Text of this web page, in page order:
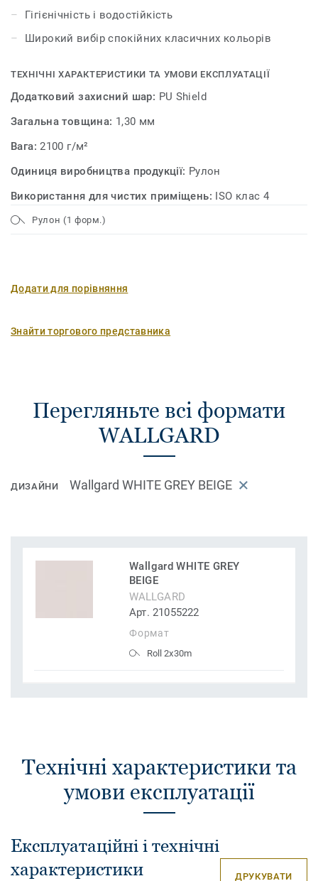
Гігієнічність і водостійкість
Широкий вибір спокійних класичних кольорів
ТЕХНІЧНІ ХАРАКТЕРИСТИКИ ТА УМОВИ ЕКСПЛУАТАЦІЇ
Додатковий захисний шар: PU Shield
Загальна товщина: 1,30 мм
Вага:2100 г/м²
Одиниця виробництва продукції: Рулон
Використання для чистих приміщень: ISO клас 4
Рулон (1 форм.)
Додати для порівняння
Знайти торгового представника
Перегляньте всі формати
WALLGARD
ДИЗАЙНИ Wallgard WHITE GREY BEIGE
Wallgard WHITE GREY
BEIGE
WALLGARD
Арт. 21055222
Формат
Roll 2x30m
Технічні характеристики та
умови експлуатації
Експлуатаційні і технічні
характеристики
ДРУКУВАТИ